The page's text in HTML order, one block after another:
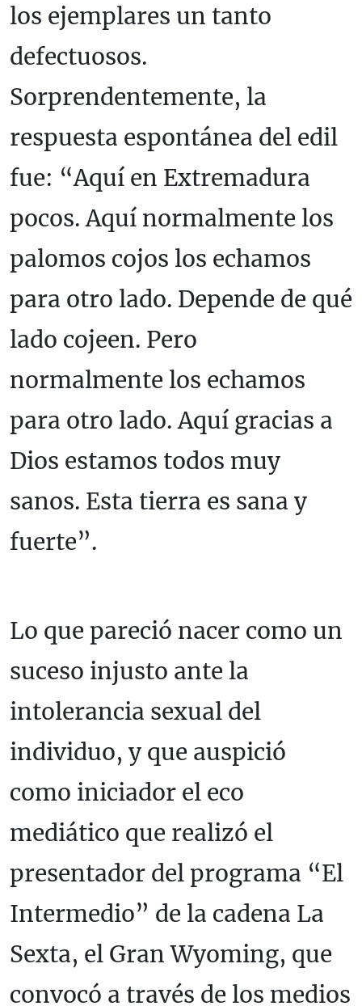
los ejemplares un tanto
defectuosos.
Sorprendentemente, la
respuesta espontánea del edil
fue: “Aquí en Extremadura
pocos. Aquí normalmente los
palomos cojos los echamos
para otro lado. Depende de qué
lado cojeen. Pero
normalmente los echamos
para otro lado. Aquí gracias a
Dios estamos todos muy
sanos. Esta tierra es sana y
fuerte”.
Lo que pareció nacer como un
suceso injusto ante la
intolerancia sexual del
individuo, y que auspició
como iniciador el eco
mediático que realizó el
presentador del programa “El
Intermedio” de la cadena La
Sexta, el Gran Wyoming, que
convocó a través de los medios